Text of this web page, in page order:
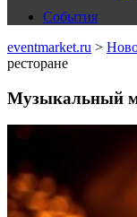
События
eventmarket.ru >
ресторане
Музыкальный